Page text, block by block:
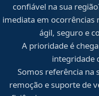
confiável na sua
imediata em ocorrências
ágil, seguro e
A prioridade é
integridade
Somos referência na
remoção e suporte de